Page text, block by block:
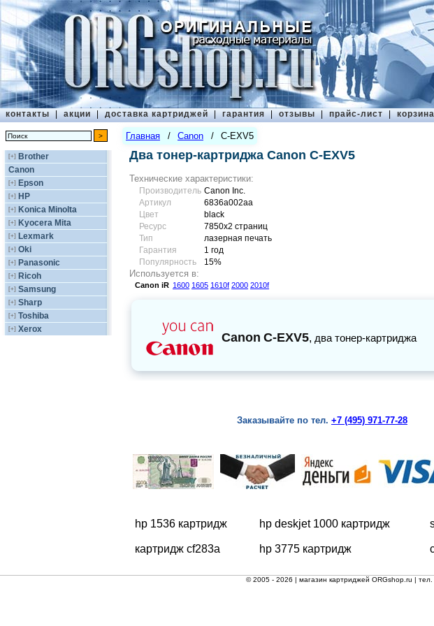
контакты | акции | доставка картриджей | гарантия | отзывы | прайс-лист | корзина
[+] Brother
Canon
[+] Epson
[+] HP
[+] Konica Minolta
[+] Kyocera Mita
[+] Lexmark
[+] Oki
[+] Panasonic
[+] Ricoh
[+] Samsung
[+] Sharp
[+] Toshiba
[+] Xerox
Главная / Canon / C-EXV5
Два тонер-картриджа Canon C-EXV5
Технические характеристики:
Производитель Canon Inc.
Артикул
6836a002aa
Цвет
black
Ресурс
7850x2 страниц
Тип
лазерная печать
Гарантия
1 год
Популярность
15%
Используется в:
Canon iR 1600 1605 1610f 2000 2010f
Canon C-EXV5, два тонер-картриджа
Заказывайте по тел. +7 (495) 971-77-28
hp 1536 картридж hp deskjet 1000 картридж
картридж cf283a hp 3775 картридж
© 2005 - 2026 | магазин картриджей ORGshop.ru | тел.